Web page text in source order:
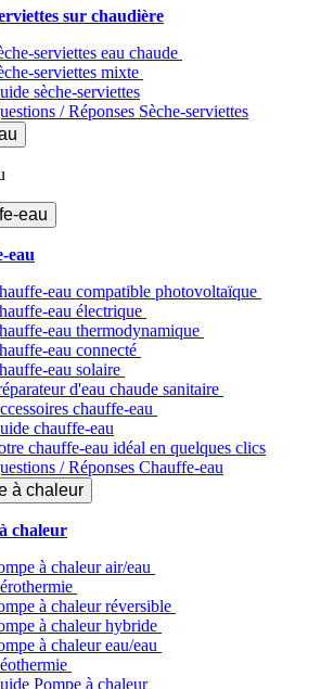
sur chaudière
serviettes eau chaude
serviettes mixte
sèche-serviettes
/ Réponses Sèche-serviettes
eau
eau
eau compatible photovoltaïque
eau électrique
eau thermodynamique
eau connecté
eau solaire
d'eau chaude sanitaire
chauffe-eau
chauffe-eau
chauffe-eau idéal en quelques clics
/ Réponses Chauffe-eau
à chaleur
chaleur
à chaleur air/eau
à chaleur réversible
à chaleur hybride
à chaleur​ eau/eau
Pompe à chaleur